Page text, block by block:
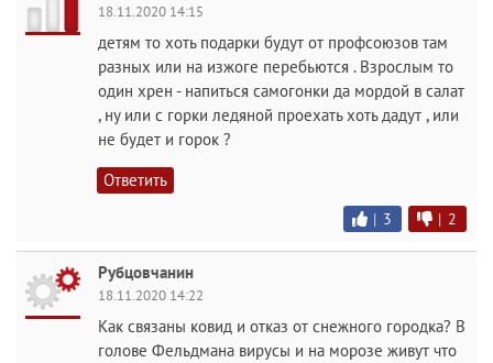
18.11.2020 14:15
детям то хоть подарки будут от профсоюзов там
разных или на изжоге перебьются . Взрослым то
один хрен - напиться самогонки да мордой в салат
, ну или с горки ледяной проехать хоть дадут , или
не будет и горок ?
Ответить
| 3 | 2
Рубцовчанин
18.11.2020 14:22
Как связаны ковид и отказ от снежного городка? В
голове Фельдмана вирусы и на морозе живут что